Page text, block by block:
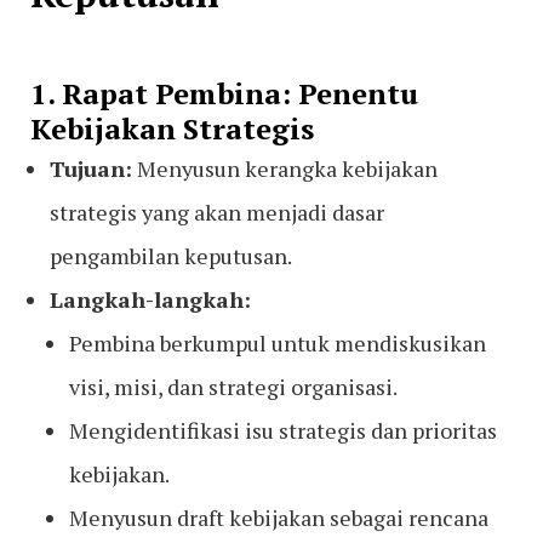
1. Rapat Pembina: Penentu
Kebijakan Strategis
Tujuan: Menyusun kerangka kebijakan
strategis yang akan menjadi dasar
pengambilan keputusan.
Langkah-langkah:
Pembina berkumpul untuk mendiskusikan
visi, misi, dan strategi organisasi.
Mengidentifikasi isu strategis dan prioritas
kebijakan.
Menyusun draft kebijakan sebagai rencana